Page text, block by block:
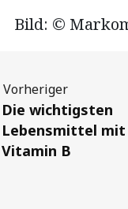
Bild: ©
Previous
Die wichtigsten
Lebensmittel mit
Vitamin B